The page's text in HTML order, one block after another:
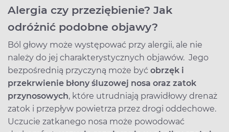
Alergia czy przeziębienie? Jak
odróżnić podobne objawy?
Ból głowy może występować przy alergii, ale nie
należy do jej charakterystycznych objawów. Jego
bezpośrednią przyczyną może być obrzęk i
przekrwienie błony śluzowej nosa oraz zatok
przynosowych, które utrudniają prawidłowy drenaż
zatok i przepływ powietrza przez drogi oddechowe.
Uczucie zatkanego nosa może powodować